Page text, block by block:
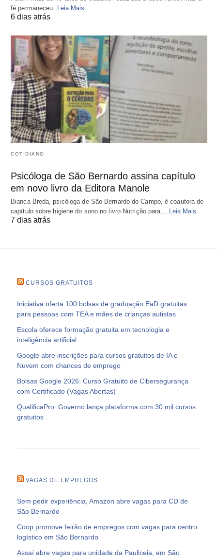
fé permaneceu. Leia Mais
6 dias atrás
COTIDIANO
Psicóloga de São Bernardo assina capítulo
em novo livro da Editora Manole
Bianca Breda, psicóloga de São Bernardo do Campo, é coautora de
capítulo sobre higiene do sono no livro Nutrição para…
Leia Mais
7 dias atrás
CURSOS GRATUITOS
Iniciativa oferta 100 bolsas de graduação EaD gratuitas
para pessoas com TEA e mães de crianças autistas
Escola oferece formação gratuita em tecnologia e
inteligência artificial
Google abre inscrições para cursos gratuitos de IA e
Nuvem com chances de emprego
Bolsas Google 2026: Curso Gratuito de Cibersegurança
com Certificado (Vagas Abertas)
QualificaPro: Governo lança plataforma com 30 mil cursos
gratuitos
VAGAS DE EMPREGOS
Sem pedir experiência, Amazon abre vagas para CD de
São Bernardo
Coop promove feirão de empregos com vagas para centro
logístico em São Bernardo
Assaí abre vagas para unidade da Pauliceia, em São